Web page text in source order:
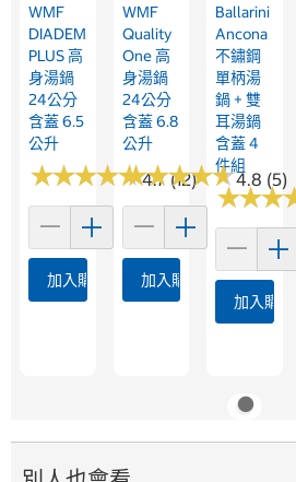
WMF
DIADEM
PLUS 高
身湯鍋
24公分
含蓋 6.5
公升
★★★★★
★★★★★4.7 (12)
加入購物車
WMF
Quality
One 高
身湯鍋
24公分
含蓋 6.8
公升
★★★★★
★★★★★4.8 (5)
加入購物車
Ballarini
Ancona
不鏽鋼
單柄湯
鍋 + 雙
耳湯鍋
含蓋 4
件組
★★★
★★★
加入購物